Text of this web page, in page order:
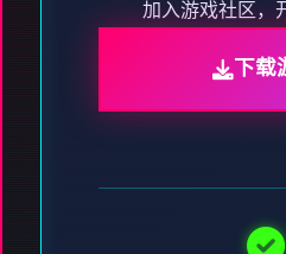
加入游戏社区，
下